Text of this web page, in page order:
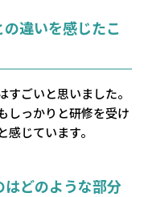
違いを感じたこ
ごいと思いました。
しっかりと研修を受け
じています。
はどのような部分